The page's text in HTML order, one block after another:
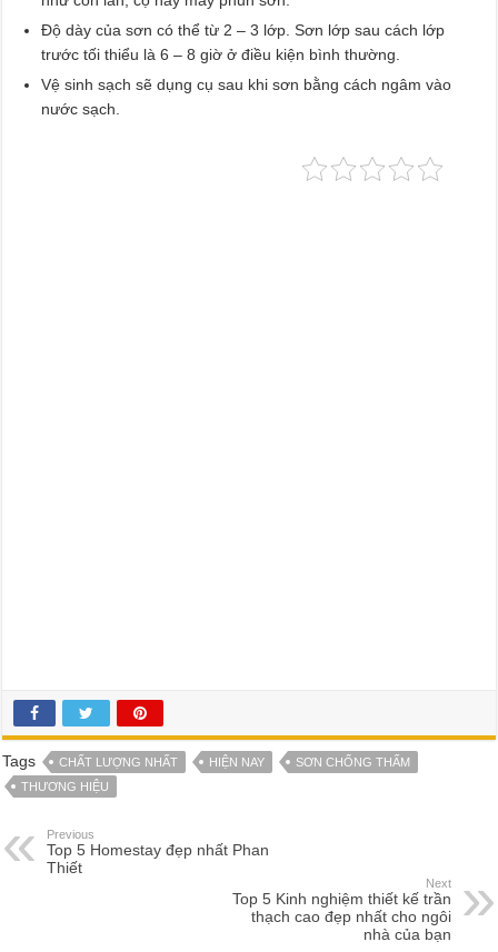
Độ dày của sơn có thể từ 2 – 3 lớp. Sơn lớp sau cách lớp
trước tối thiểu là 6 – 8 giờ ở điều kiện bình thường.
Vệ sinh sạch sẽ dụng cụ sau khi sơn bằng cách ngâm vào
nước sạch.
Tags CHẤT LƯỢNG NHẤT HIỆN NAY
SƠN CHỐNG THẤM
THƯƠNG HIỆU
Previous
Top 5 Homestay đẹp nhất Phan
Thiết
Next
Top 5 Kinh nghiệm thiết kế trần
thạch cao đẹp nhất cho ngôi
nhà của bạn